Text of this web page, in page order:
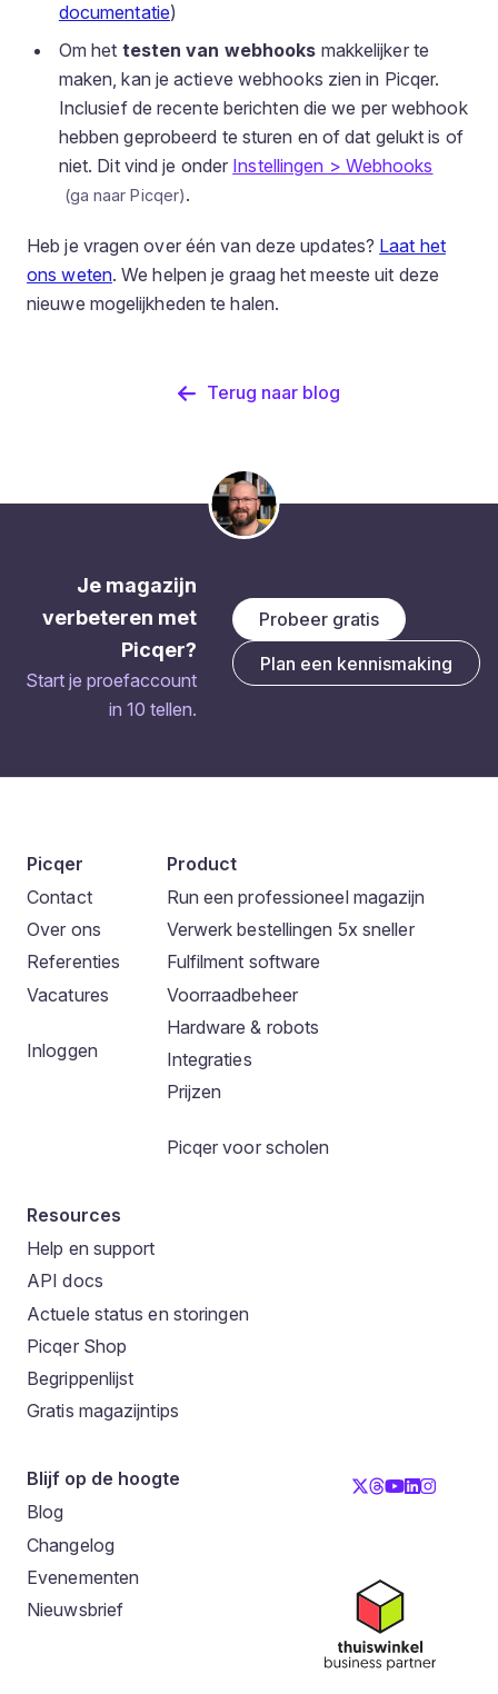
documentatie)
Om het testen van webhooks makkelijker te
maken, kan je actieve webhooks zien in Picqer.
Inclusief de recente berichten die we per webhook
hebben geprobeerd te sturen en of dat gelukt is of
niet. Dit vind je onder Instellingen > Webhooks
.
Heb je vragen over één van deze updates? Laat het
ons weten. We helpen je graag het meeste uit deze
nieuwe mogelijkheden te halen.
Terug naar blog
Je magazijn
verbeteren met
Picqer?
Start je proefaccount
in 10 tellen.
Probeer gratis
Plan een kennismaking
Picqer
Contact
Over ons
Referenties
Vacatures
Inloggen
Product
Run een professioneel magazijn
Verwerk bestellingen 5x sneller
Fulfilment software
Voorraadbeheer
Hardware & robots
Integraties
Prijzen
Picqer voor scholen
Resources
Help en support
API docs
Actuele status en storingen
Picqer Shop
Begrippenlijst
Gratis magazijntips
Blijf op de hoogte
Blog
Changelog
Evenementen
Nieuwsbrief